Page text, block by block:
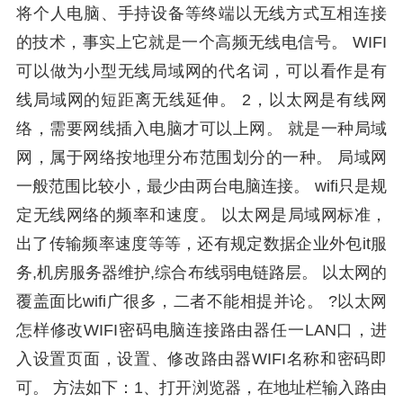
将个人电脑、手持设备等终端以无线方式互相连接
的技术，事实上它就是一个高频无线电信号。 WIFI
可以做为小型无线局域网的代名词，可以看作是有
线局域网的短距离无线延伸。 2，以太网是有线网
络，需要网线插入电脑才可以上网。 就是一种局域
网，属于网络按地理分布范围划分的一种。 局域网
一般范围比较小，最少由两台电脑连接。 wifi只是规
定无线网络的频率和速度。 以太网是局域网标准，
出了传输频率速度等等，还有规定数据企业外包it服
务,机房服务器维护,综合布线弱电链路层。 以太网的
覆盖面比wifi广很多，二者不能相提并论。 ?以太网
怎样修改WIFI密码电脑连接路由器任一LAN口，进
入设置页面，设置、修改路由器WIFI名称和密码即
可。 方法如下：1、打开浏览器，在地址栏输入路由